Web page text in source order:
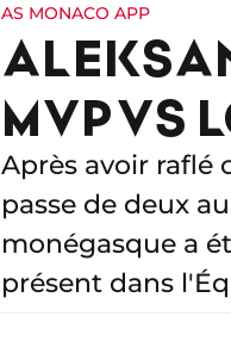
AS MONACO APP
MVP VS
Après avoir raflé
passe de deux
monégasque a
présent dans